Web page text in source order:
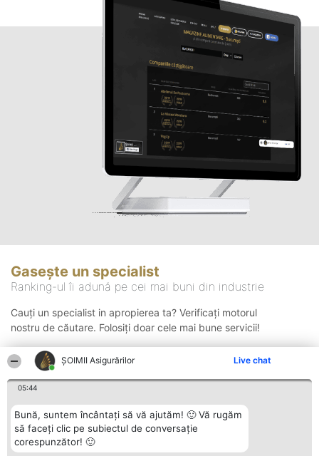
ȘOIMII Asigurărilor Live chat
05:44
Bună, suntem încântați să vă ajutăm! 🙂 Vă rugăm
să faceți clic pe subiectul de conversație
corespunzător! 🙂
Gasește un specialist
Ranking-ul îi adună pe cei mai buni din industrie
Cauți un specialist in apropierea ta? Verificați motorul
nostru de căutare. Folosiți doar cele mai bune servicii!